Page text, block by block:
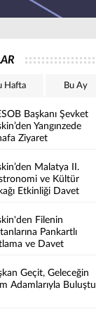
Hafta Bu Ay
Başkanı Şevket
Yangınzede
Ziyaret
Malatya II.
ve Kültür
Etkinliği Davet
Filenin
Pankartlı
ve Davet
Geçit, Geleceğin
Adamlarıyla Buluştu